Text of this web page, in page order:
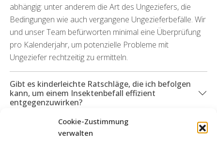
Cookie-Zustimmung
verwalten
abhängig: unter anderem die Art des Ungeziefers, die
Bedingungen wie auch vergangene Ungezieferbefälle. Wir
und unser Team befürworten minimal eine Überprüfung
pro Kalenderjahr, um potenzielle Probleme mit
Ungeziefer rechtzeitig zu ermitteln.
Gibt es kinderleichte Ratschläge, die ich befolgen
kann, um einem Insektenbefall effizient
entgegenzuwirken?
Was geschieht, wenn Schäden auf Grund eines
Insektenbefalls entstanden sind?